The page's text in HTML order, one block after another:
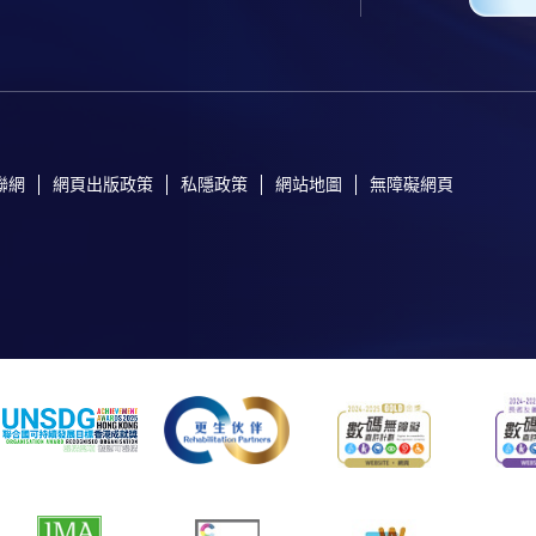
網 網頁出版政策 私隱政策 網站地圖 無障礙網頁